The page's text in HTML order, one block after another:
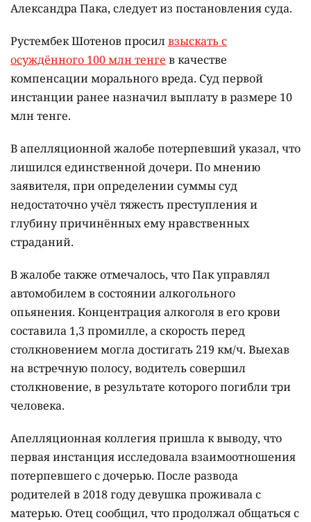
Александра Пака, следует из постановления суда.
Рустембек Шотенов просилвзыскать с
осуждённого 100 млн тенге в качестве
компенсации морального вреда. Суд первой
инстанции ранее назначил выплату в размере 10
млн тенге.
В апелляционной жалобе потерпевший указал, что
лишился единственной дочери. По мнению
заявителя, при определении суммы суд
недостаточно учёл тяжесть преступления и
глубину причинённых ему нравственных
страданий.
В жалобе также отмечалось, что Пак управлял
автомобилем в состоянии алкогольного
опьянения. Концентрация алкоголя в его крови
составила 1,3 промилле, а скорость перед
столкновением могла достигать 219 км/ч. Выехав
на встречную полосу, водитель совершил
столкновение, в результате которого погибли три
человека.
Апелляционная коллегия пришла к выводу, что
первая инстанция исследовала взаимоотношения
потерпевшего с дочерью. После развода
родителей в 2018 году девушка проживала с
матерью. Отец сообщил, что продолжал общаться с